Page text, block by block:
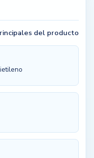
del producto